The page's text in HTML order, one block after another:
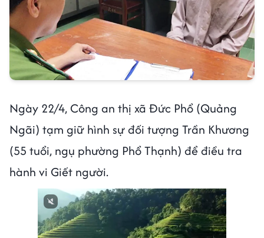
Ngày 22/4, Công an thị xã Đức Phổ (Quảng
Ngãi) tạm giữ hình sự đối tượng Trần Khương
(55 tuổi, ngụ phường Phổ Thạnh) để điều tra
hành vi Giết người.